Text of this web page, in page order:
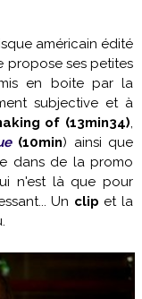
américain édité
propose ses petites
en boite par la
subjective et à
of (13min34),
(10min) ainsi que
dans de la promo
n'est là que pour
Un clip et la